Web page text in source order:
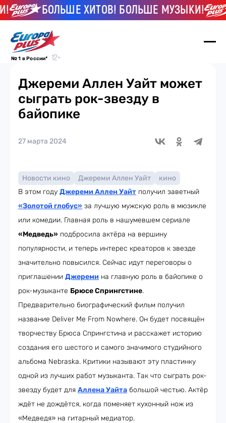
БОЛЬШЕ ХИТОВ! БОЛЬШЕ МУЗЫКИ!
№ 1 в России*
Джереми Аллен Уайт может
сыграть рок-звезду в
байопике
27 марта 2024
Новости кино Джереми Аллен Уайт
кино
В этом году Джереми Аллен Уайт получил заветный
«Золотой глобус» за лучшую мужскую роль в мюзикле
или комедии. Главная роль в нашумевшем сериале
«Медведь» подбросила актёра на вершину
популярности, и теперь интерес креаторов к звезде
значительно повысился. Сейчас идут переговоры о
приглашении Джереми на главную роль в байопике о
рок-музыканте Брюсе Спрингстине.
Предварительно биографический фильм получил
название Deliver Me From Nowhere. Он будет посвящён
творчеству Брюса Спрингстина и расскажет историю
создания его шестого и самого значимого студийного
альбома Nebraska. Критики называют эту пластинку
одной из лучших работ музыканта. Так что сыграть рок-
звезду будет для Аллена Уайта большой честью. Актёр
ждёт не дождётся, когда поменяет кухонный нож из
«Медведя» на гитарный медиатор.